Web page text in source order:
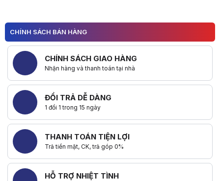
CHÍNH SÁCH BÁN HÀNG
CHÍNH SÁCH GIAO HÀNG
Nhận hàng và thanh toán tại nhà
ĐỔI TRẢ DỄ DÀNG
1 đổi 1 trong 15 ngày
THANH TOÁN TIỆN LỢI
Trả tiền mặt, CK, trả góp 0%
HỖ TRỢ NHIỆT TÌNH